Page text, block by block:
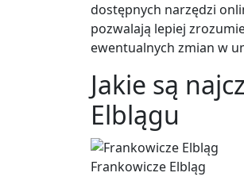
dostępnych narzędzi
pozwalają lepiej
ewentualnych zmian w
Jakie są
Elblągu
Frankowicze Elbląg